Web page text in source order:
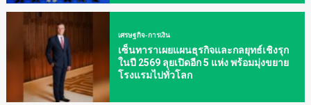
เศรษฐกิจ-การเงิน
เซ็นทาราเผยแผนธุรกิจและกลยุทธ์เชิงรุก
ในปี 2569 ลุยเปิดอีก 5 แห่ง พร้อมมุ่งขยาย
โรงแรมไปทั่วโลก